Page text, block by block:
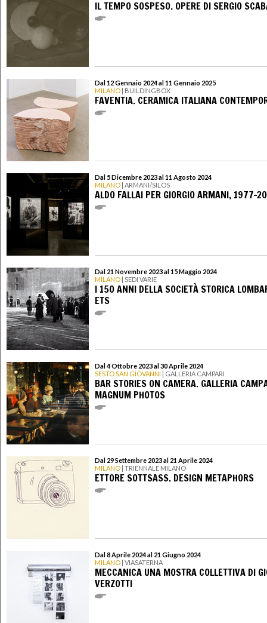
IL TEMPO SOSPESO. OPERE DI SERGIO
Dal 12 Gennaio 2024 al 11 Gennaio 2025
MILANO | BUILDINGBOX
FAVENTIA. CERAMICA ITALIANA
Dal 5 Dicembre 2023 al 11 Agosto 2024
MILANO | ARMANI/SILOS
ALDO FALLAI PER GIORGIO ARMANI, 1977-
Dal 21 Novembre 2023 al 15 Maggio 2024
MILANO | SEDI VARIE
I 150 ANNI DELLA SOCIETÀ STORICA
ETS
Dal 4 Ottobre 2023 al 30 Aprile 2024
SESTO SAN GIOVANNI | GALLERIA CAMPARI
BAR STORIES ON CAMERA. GALLERIA
MAGNUM PHOTOS
Dal 29 Settembre 2023 al 21 Aprile 2024
MILANO | TRIENNALE MILANO
ETTORE SOTTSASS. DESIGN METAPHORS
Dal 8 Aprile 2024 al 21 Giugno 2024
MILANO | VIASATERNA
MECCANICA UNA MOSTRA COLLETTIVA DI
VERZOTTI